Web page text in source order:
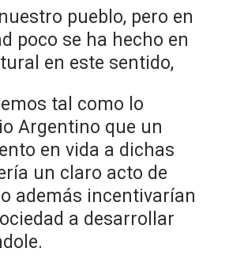
pueblo, pero en
poco se ha hecho en
en este sentido,
tal como lo
Argentino que un
en vida a dichas
un claro acto de
además incentivarían
a desarrollar